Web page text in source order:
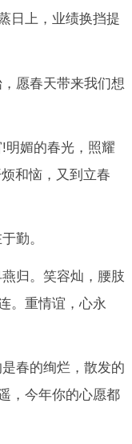
日上，业绩换挡提
愿春天带来我们想
明媚的春光，照耀
和恼，又到立春
勤。
归。笑容灿，腰肢
。重情谊，心永
春的绚烂，散发的
，今年你的心愿都